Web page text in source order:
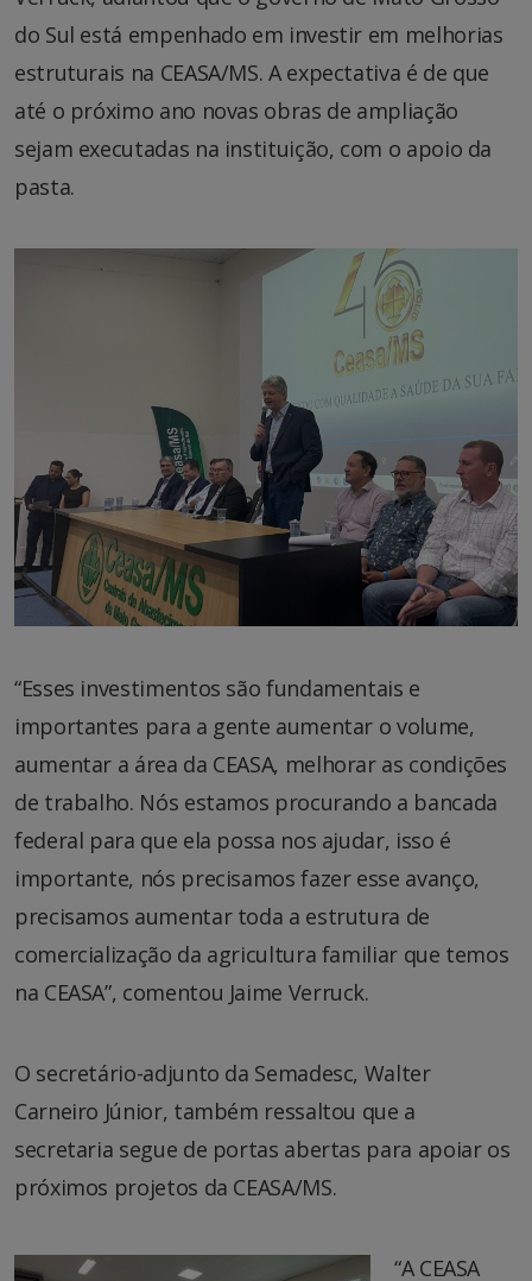
do Sul está empenhado em investir em melhorias
estruturais na CEASA/MS. A expectativa é de que
até o próximo ano novas obras de ampliação
sejam executadas na instituição, com o apoio da
pasta.
“Esses investimentos são fundamentais e
importantes para a gente aumentar o volume,
aumentar a área da CEASA, melhorar as condições
de trabalho. Nós estamos procurando a bancada
federal para que ela possa nos ajudar, isso é
importante, nós precisamos fazer esse avanço,
precisamos aumentar toda a estrutura de
comercialização da agricultura familiar que temos
na CEASA”, comentou Jaime Verruck.
O secretário-adjunto da Semadesc, Walter
Carneiro Júnior, também ressaltou que a
secretaria segue de portas abertas para apoiar os
próximos projetos da CEASA/MS.
“A CEASA